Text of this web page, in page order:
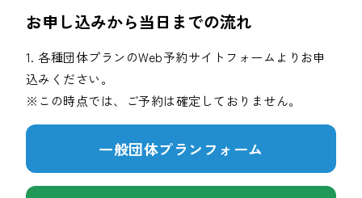
お申し込みから当日までの流れ
1. 各種団体プランのWeb予約サイトフォームよりお申
込みください。
※この時点では、ご予約は確定しておりません。
一般団体プラン フォーム